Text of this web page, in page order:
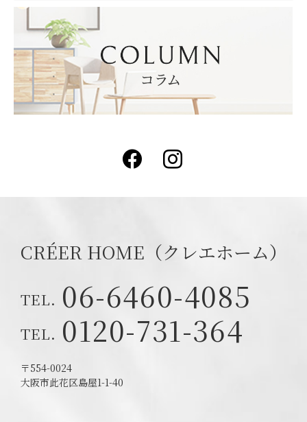
Facebook
CRÉER HOME（クレエホーム）
06-6460-4085
0120-731-364
〒554-0024
大阪市此花区島屋1-1-40